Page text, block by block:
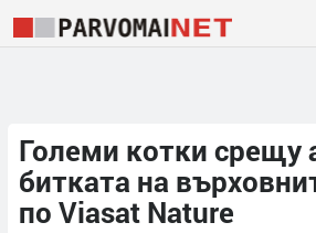
Големи котки срещу
битката на
по Viasat Nature